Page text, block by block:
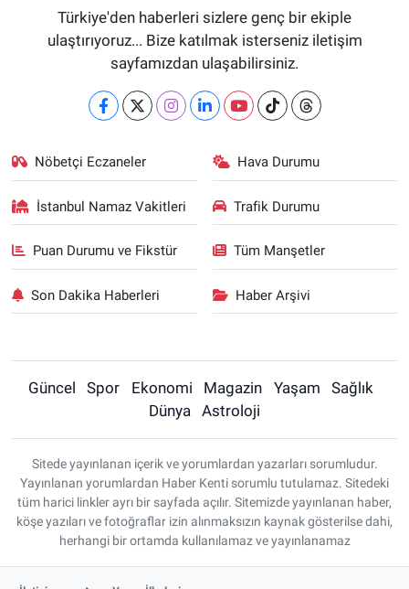
Türkiye'den haberleri sizlere genç bir ekiple
ulaştırıyoruz... Bize katılmak isterseniz iletişim
sayfamızdan ulaşabilirsiniz.
Nöbetçi Eczaneler Hava Durumu
İstanbul Namaz Vakitleri Trafik Durumu
Puan Durumu ve Fikstür Tüm Manşetler
Son Dakika Haberleri Haber Arşivi
Güncel Spor Ekonomi Magazin Yaşam
Sağlık
Dünya
Astroloji
Sitede yayınlanan içerik ve yorumlardan yazarları sorumludur.
Yayınlanan yorumlardan Haber Kenti sorumlu tutulamaz. Sitedeki
tüm harici linkler ayrı bir sayfada açılır. Sitemizde yayınlanan haber,
köşe yazıları ve fotoğraflar izin alınmaksızın kaynak gösterilse dahi,
herhangi bir ortamda kullanılamaz ve yayınlanamaz